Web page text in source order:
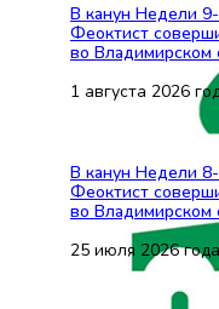
В канун Недели
Феоктист
во Владимирском
1 августа 2026
В канун Недели
Феоктист
во Владимирском
25 июля 2026 года